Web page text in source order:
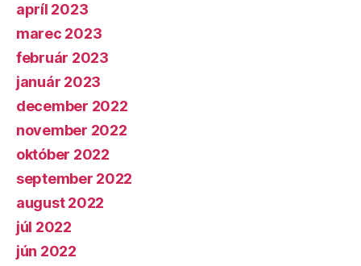
apríl 2023
marec 2023
február 2023
január 2023
december 2022
november 2022
október 2022
september 2022
august 2022
júl 2022
jún 2022